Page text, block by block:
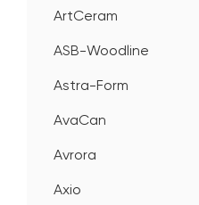
ArtCeram
ASB-Woodline
Astra-Form
AvaCan
Avrora
Axio